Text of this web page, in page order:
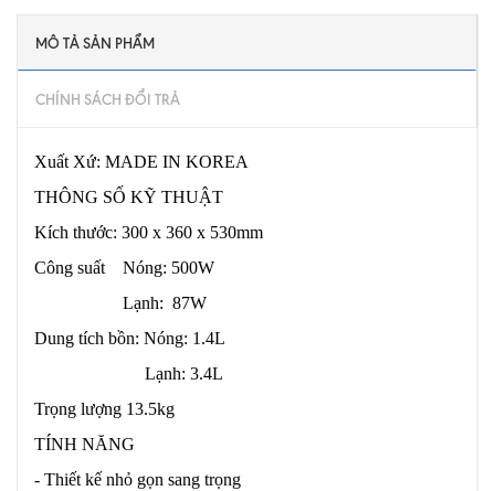
MÔ TẢ SẢN PHẨM
CHÍNH SÁCH ĐỔI TRẢ
Xuất Xứ: MADE IN KOREA
THÔNG SỐ KỸ THUẬT
Kích thước: 300 x 360 x 530mm
Công suất Nóng: 500W
Lạnh: 87W
Dung tích bồn: Nóng: 1.4L
Lạnh: 3.4L
Trọng lượng 13.5kg
TÍNH NĂNG
- Thiết kế nhỏ gọn sang trọng